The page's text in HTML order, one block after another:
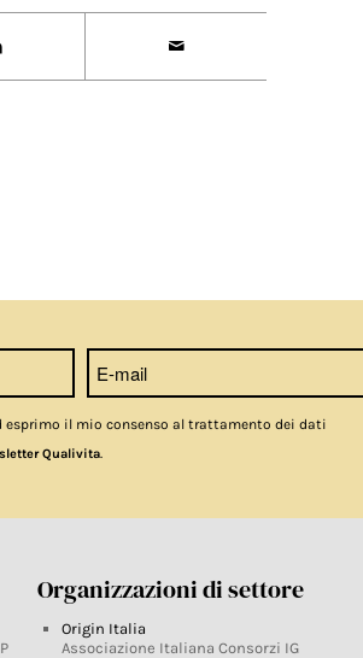
esprimo il mio consenso al trattamento dei dati
Qualivita
Organizzazioni di settore
Origin Italia
Associazione Italiana Consorzi IG